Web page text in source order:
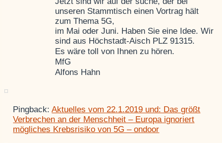
unseren Stammtisch einen Vortrag hält
zum Thema 5G,
im Mai oder Juni. Haben Sie eine Idee. Wir
sind aus Höchstadt-Aisch PLZ 91315.
Es wäre toll von Ihnen zu hören.
MfG
Alfons Hahn
Pingback:Aktuelles vom 22.1.2019 und: Das größt
Verbrechen an der Menschheit – Europa ignoriert
mögliches Krebsrisiko von 5G – ondoor